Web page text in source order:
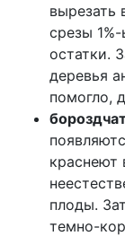
вырезать
срезы
остатки.
деревья
помогло,
краснеют
плоды.
темно-